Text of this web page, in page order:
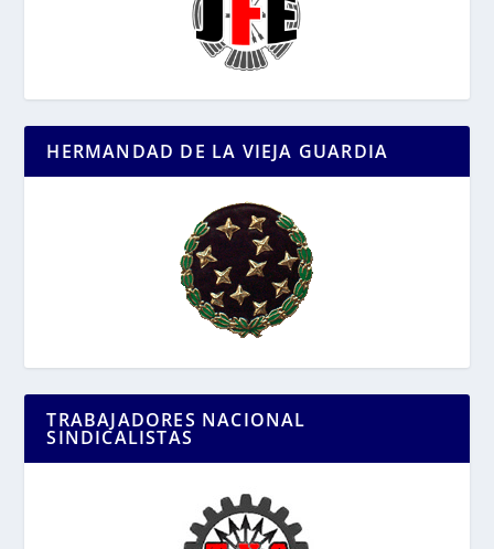
HERMANDAD DE LA VIEJA GUARDIA
TRABAJADORES NACIONAL
SINDICALISTAS